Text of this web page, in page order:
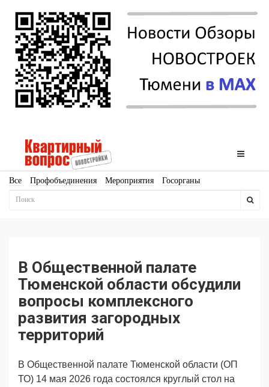
Все Профобъединения Мероприятия Госорганы
Новостройки
Продвижение Поздравляем
Ещё
В Общественной палате
Тюменской области обсудили
вопросы комплексного
развития загородных
территорий
В Общественной палате Тюменской области (ОП
ТО) 14 мая 2026 года состоялся круглый стол на